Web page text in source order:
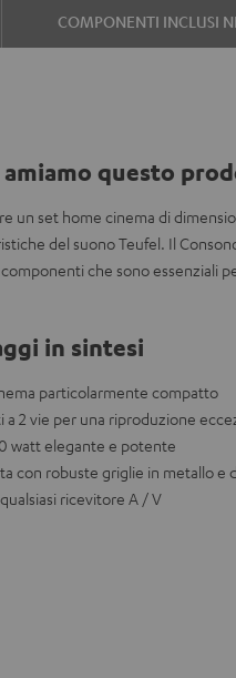
COMPONENTI INCLUSI
amiamo questo
un set home cinema di
del suono Teufel. Il
che sono essenziali
in sintesi
particolarmente compatto
a 2 vie per una riproduzione
watt elegante e potente
con robuste griglie in metallo e
ricevitore A / V